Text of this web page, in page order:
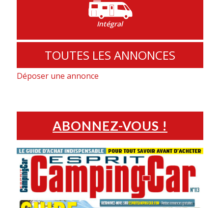
Intégral
TOUTES LES ANNONCES
Déposer une annonce
ABONNEZ-VOUS !